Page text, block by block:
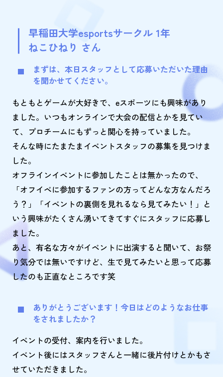
早稲田大学esportsサークル 1年
ねこひねり さん
まずは、本日スタッフとして応募いただいた理由
を聞かせてください。
もともとゲームが大好きで、eスポーツにも興味があり
ました。いつもオンラインで大会の配信とかを見てい
て、プロチームにもずっと関心を持っていました。
そんな時にたまたまイベントスタッフの募集を見つけま
した。
オフラインイベントに参加したことは無かったので、
「オフイベに参加するファンの方ってどんな方なんだろ
う？」「イベントの裏側を見れるなら見てみたい！」と
いう興味がたくさん湧いてきてすぐにスタッフに応募し
ました。
あと、有名な方々がイベントに出演すると聞いて、お祭
り気分では無いですけど、生で見てみたいと思って応募
したのも正直なところです笑
ありがとうございます！今日はどのようなお仕事
をされましたか？
イベントの受付、案内を行いました。
イベント後にはスタッフさんと一緒に後片付けとかもさ
せていただきました。